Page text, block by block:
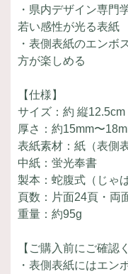
・県内デザイン専門
若い感性が光る表紙
・表側表紙のエンボ
方が楽しめる
【仕様】
サイズ：約 縦12.5cm
厚さ：約15mm〜
表紙素材：紙（表側
中紙：蛍光奉書
製本：蛇腹式（じゃ
頁数：片面24頁・両
重量：約95g
【ご購入前にご確認
・表側表紙にはエン